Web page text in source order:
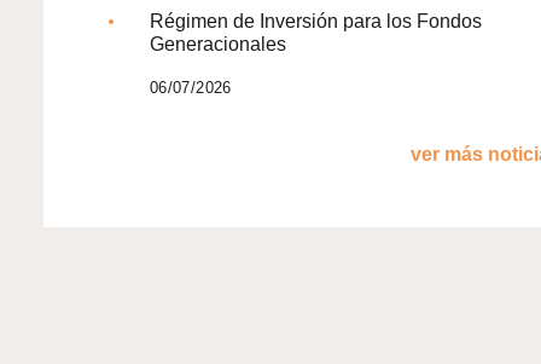
Régimen de Inversión para los Fondos
Generacionales
06/07/2026
ver más